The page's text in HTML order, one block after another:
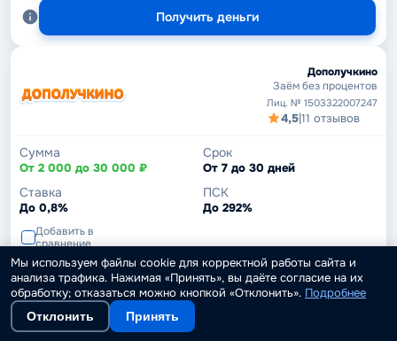
Получить деньги
Дополучкино
Заём без процентов
Лиц. № 1503322007247
4,5|11 отзывов
Сумма
От 2 000 до 30 000 ₽
Срок
От 7 до 30 дней
Ставка
До 0,8%
ПСК
До 292%
Добавить в
сравнение
Получить деньги
Мы используем файлы cookie для корректной работы сайта и
анализа трафика. Нажимая «Принять», вы даёте согласие на их
обработку; отказаться можно кнопкой «Отклонить». Подробнее
Отклонить Принять